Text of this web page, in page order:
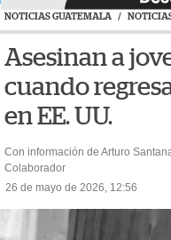
NOTICIAS GUATEMALA /
Asesinan a
cuando
en EE. UU.
Con información de Arturo
Colaborador
26 de mayo de 2026, 12:56